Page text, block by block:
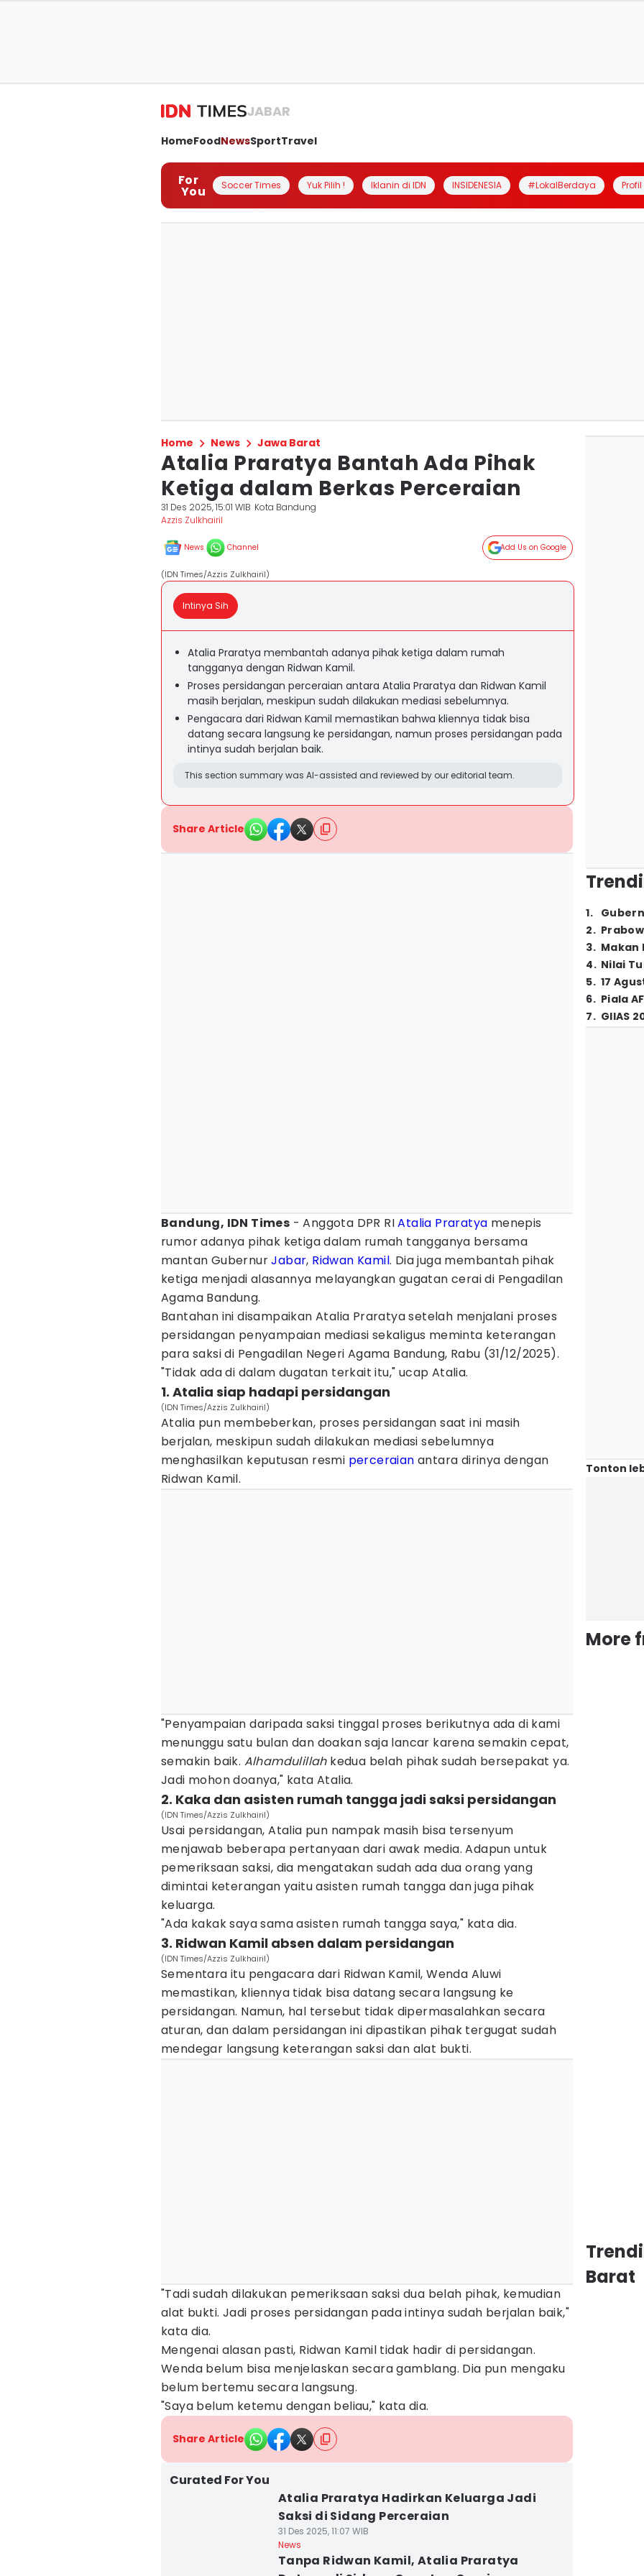
JABAR
HomeFoodNewsSportTravel
For
You Soccer Times Yuk Pilih ! Iklanin di IDN INSIDENESIA #LokalBerdaya
Home News Jawa Barat
Atalia Praratya Bantah Ada Pihak
Ketiga dalam Berkas Perceraian
31 Des 2025, 15:01 WIB Kota Bandung
Azzis Zulkhairil
News Channel Add Us on Google
(IDN Times/Azzis Zulkhairil)
Intinya Sih
Atalia Praratya membantah adanya pihak ketiga dalam rumah
tangganya dengan Ridwan Kamil.
Proses persidangan perceraian antara Atalia Praratya dan Ridwan Kamil
masih berjalan, meskipun sudah dilakukan mediasi sebelumnya.
Pengacara dari Ridwan Kamil memastikan bahwa kliennya tidak bisa
datang secara langsung ke persidangan, namun proses persidangan pada
intinya sudah berjalan baik.
This section summary was AI-assisted and reviewed by our editorial team.
Share Article
Bandung, IDN Times - Anggota DPR RIAtalia Praratya menepis
rumor adanya pihak ketiga dalam rumah tangganya bersama
mantan GubernurJabar, Ridwan Kamil. Dia juga membantah pihak
ketiga menjadi alasannya melayangkan gugatan cerai di Pengadilan
Agama Bandung.
Bantahan ini disampaikan Atalia Praratya setelah menjalani proses
persidangan penyampaian mediasi sekaligus meminta keterangan
para saksi di Pengadilan Negeri Agama Bandung, Rabu (31/12/2025).
"Tidak ada di dalam dugatan terkait itu," ucap Atalia.
1. Atalia siap hadapi persidangan
(IDN Times/Azzis Zulkhairil)
Atalia pun membeberkan, proses persidangan saat ini masih
berjalan, meskipun sudah dilakukan mediasi sebelumnya
menghasilkan keputusan resmi perceraian antara dirinya dengan
Ridwan Kamil.
"Penyampaian daripada saksi tinggal proses berikutnya ada di kami
menunggu satu bulan dan doakan saja lancar karena semakin cepat,
semakin baik. Alhamdulillahkedua belah pihak sudah bersepakat ya.
Jadi mohon doanya," kata Atalia.
2. Kaka dan asisten rumah tangga jadi saksi persidangan
(IDN Times/Azzis Zulkhairil)
Usai persidangan, Atalia pun nampak masih bisa tersenyum
menjawab beberapa pertanyaan dari awak media. Adapun untuk
pemeriksaan saksi, dia mengatakan sudah ada dua orang yang
dimintai keterangan yaitu asisten rumah tangga dan juga pihak
keluarga.
"Ada kakak saya sama asisten rumah tangga saya," kata dia.
3. Ridwan Kamil absen dalam persidangan
(IDN Times/Azzis Zulkhairil)
Sementara itu pengacara dari Ridwan Kamil, Wenda Aluwi
memastikan, kliennya tidak bisa datang secara langsung ke
persidangan. Namun, hal tersebut tidak dipermasalahkan secara
aturan, dan dalam persidangan ini dipastikan pihak tergugat sudah
mendegar langsung keterangan saksi dan alat bukti.
"Tadi sudah dilakukan pemeriksaan saksi dua belah pihak, kemudian
alat bukti. Jadi proses persidangan pada intinya sudah berjalan baik,"
kata dia.
Mengenai alasan pasti, Ridwan Kamil tidak hadir di persidangan.
Wenda belum bisa menjelaskan secara gamblang. Dia pun mengaku
belum bertemu secara langsung.
"Saya belum ketemu dengan beliau," kata dia.
Share Article
Curated For You
Atalia Praratya Hadirkan Keluarga Jadi
Saksi di Sidang Perceraian
31 Des 2025, 11:07 WIB
News
Tanpa Ridwan Kamil, Atalia Praratya
1.
2.
3. Makan
4. Nilai
5. 17
6. Piala
7. GIIAS
Tonton
More
Barat